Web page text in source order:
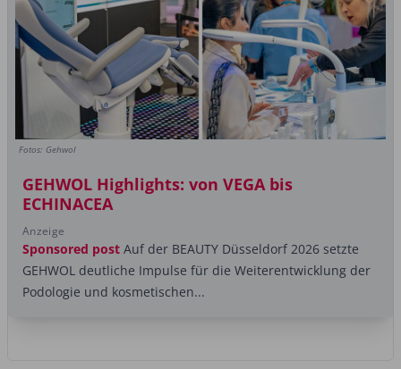
Fotos: Gehwol
GEHWOL Highlights: von VEGA bis
ECHINACEA
Anzeige
Sponsored post Auf der BEAUTY Düsseldorf 2026 setzte
GEHWOL deutliche Impulse für die Weiterentwicklung der
Podologie und kosmetischen...